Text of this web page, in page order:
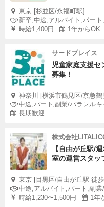
東京 [杉並区/永福町駅]
新卒,中途,アルバイト,パー
時給1,400円
1年からOK
サードプレイス
児童家庭支援セ
募集！
神奈川 [横浜市鶴見区/京急鶴
中途,パート,副業/パラレルキ
長期歓迎
株式会社
【自由が丘駅/
室の運営スタッ
東京 [目黒区/自由が丘駅 徒
中途,アルバイト,パート,副業
時給1,230〜1,500円
1年